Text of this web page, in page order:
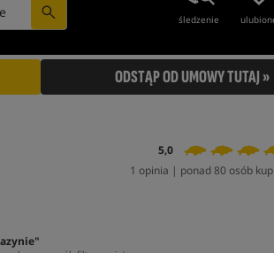
śledzenie
ODSTĄP OD UMOWY TUTAJ »
5,0
1 opinia | ponad 80 osób